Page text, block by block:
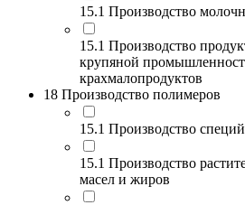
15.1 Производство
15.1 Производство
крупяной
крахмалопродуктов
18 Производство полимеров
15.1 Производство специй
15.1 Производство
масел и жиров